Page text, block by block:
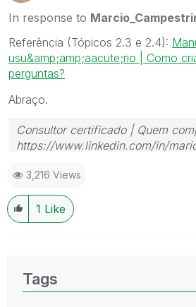
In response to
Referência (Tópicos 2.3 e 2.4):
usu&amp;amp;aacute;rio | Como
perguntas?
Abraço.
Consultor certificado | Quem
https://www.linkedin.com/in/
3,216 Views
1 Like
Tags